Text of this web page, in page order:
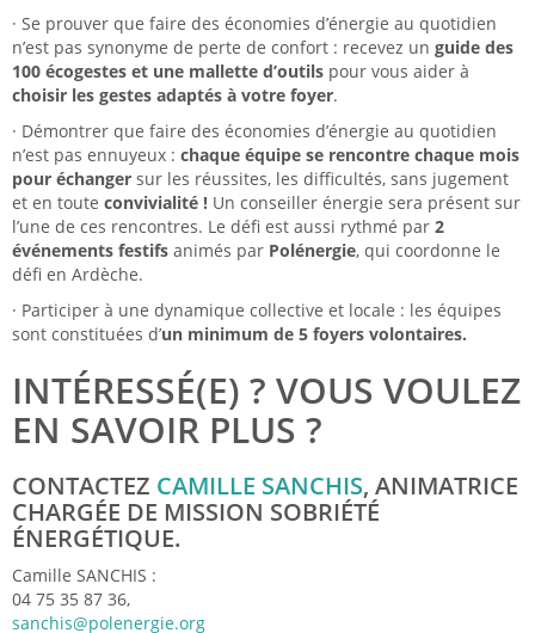
· Se prouver que faire des économies d’énergie au quotidien
n’est pas synonyme de perte de confort : recevez un guide des
100 écogestes et une mallette d’outils pour vous aider à
choisir les gestes adaptés à votre foyer.
· Démontrer que faire des économies d’énergie au quotidien
n’est pas ennuyeux : chaque équipe se rencontre chaque mois
pour échanger sur les réussites, les difficultés, sans jugement
et en toute convivialité ! Un conseiller énergie sera présent sur
l’une de ces rencontres. Le défi est aussi rythmé par 2
événements festifs animés par Polénergie, qui coordonne le
défi en Ardèche.
· Participer à une dynamique collective et locale : les équipes
sont constituées d’un minimum de 5 foyers volontaires.
INTÉRESSÉ(E) ? VOUS VOULEZ
EN SAVOIR PLUS ?
CONTACTEZ CAMILLE SANCHIS, ANIMATRICE
CHARGÉE DE MISSION SOBRIÉTÉ
ÉNERGÉTIQUE.
Camille SANCHIS :
04 75 35 87 36,
sanchis@polenergie.org